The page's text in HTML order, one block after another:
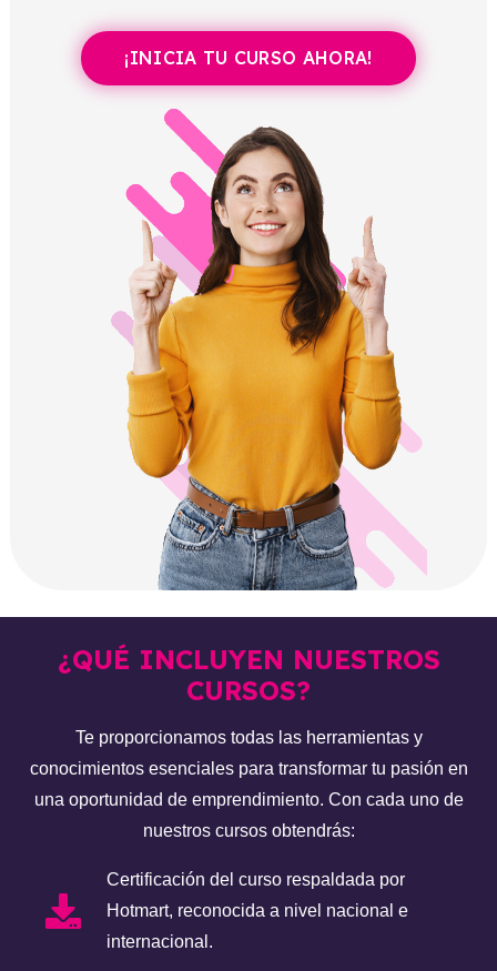
¡INICIA TU CURSO AHORA!
¿QUÉ INCLUYEN NUESTROS
CURSOS?
Te proporcionamos todas las herramientas y
conocimientos esenciales para transformar tu pasión en
una oportunidad de emprendimiento. Con cada uno de
nuestros cursos obtendrás:
Certificación del curso respaldada por
Hotmart, reconocida a nivel nacional e
internacional.